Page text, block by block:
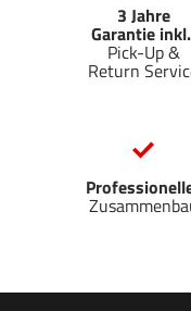
3 Jahre
Garantie inkl.
Pick-Up &
Return